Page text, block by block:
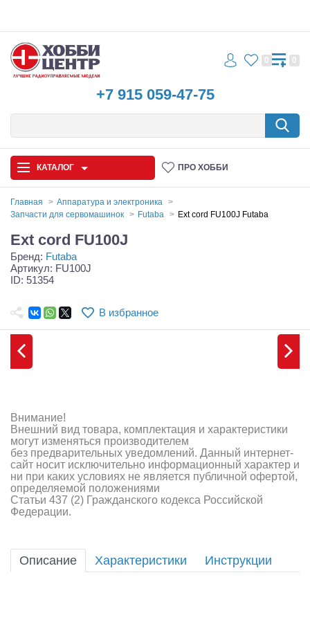
+7 915 059-47-75
0 0
КАТАЛОГ ПРО ХОББИ
Запчасти и аксессуары
Игрушки
Самолеты
Квадрокоптеры
Аппаратура и электроника
Аккумуляторы и батарейки
Зарядные устройства и блоки питания
Двигатели
Технические жидкости
Главная
Аппаратура и электроника
Запчасти для сервомашинок
Futaba Ext cord FU100J Futaba
Ext cord FU100J
Бренд: Futaba
Артикул: FU100J
ID: 51354
В избранное
Внимание!
Внешний вид товара, комплектация и характеристики
могут изменяться производителем
без предварительных уведомлений. Данный интернет-
сайт носит исключительно информационный характер и
ни при каких условиях не является публичной офертой,
определяемой положениями
Статьи 437 (2) Гражданского кодекса Российской
Федерации.
Описание Характеристики Инструкции